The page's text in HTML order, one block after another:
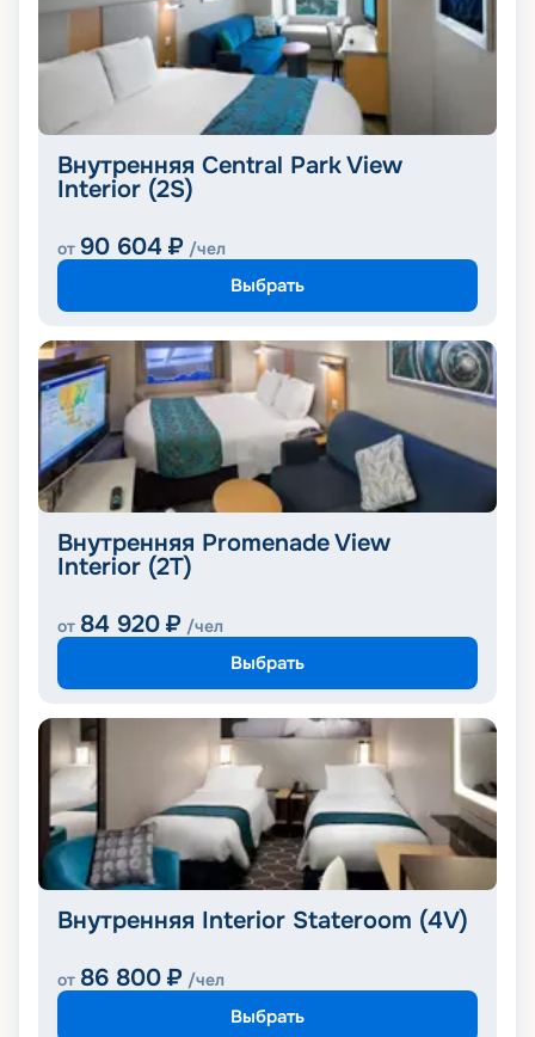
Внутренняя Central Park View
Interior (2S)
от 90 604 ₽ /чел
Выбрать
Внутренняя Promenade View
Interior (2T)
от 84 920 ₽ /чел
Выбрать
Внутренняя Interior Stateroom (4V)
от 86 800 ₽ /чел
Выбрать